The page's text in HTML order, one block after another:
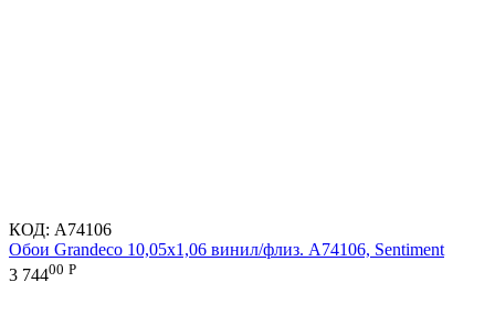
КОД: A74106
Обои Grandeco 10,05х1,06 винил/флиз. A74106, Sentiment
3 74400 Р